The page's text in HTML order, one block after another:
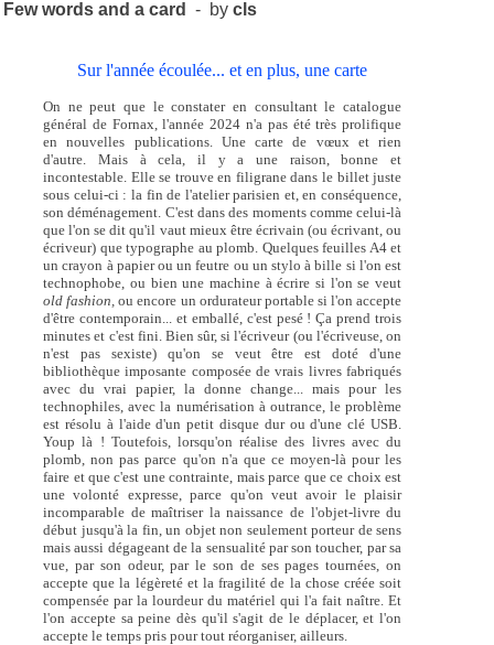
Few words and a card - bycls
Sur l'année écoulée... et en plus, une carte
On ne peut que le constater en consultant le catalogue
général de Fornax, l'année 2024 n'a pas été très prolifique
en nouvelles publications. Une carte de vœux et rien
d'autre. Mais à cela, il y a une raison, bonne et
incontestable. Elle se trouve en filigrane dans le billet juste
sous celui-ci : la fin de l'atelier parisien et, en conséquence,
son déménagement. C'est dans des moments comme celui-là
que l'on se dit qu'il vaut mieux être écrivain (ou écrivant, ou
écriveur) que typographe au plomb. Quelques feuilles A4 et
un crayon à papier ou un feutre ou un stylo à bille si l'on est
technophobe, ou bien une machine à écrire si l'on se veut
old fashion, ou encore un ordurateur portable si l'on accepte
d'être contemporain... et emballé, c'est pesé ! Ça prend trois
minutes et c'est fini. Bien sûr, si l'écriveur (ou l'écriveuse, on
n'est pas sexiste) qu'on se veut être est doté d'une
bibliothèque imposante composée de vrais livres fabriqués
avec du vrai papier, la donne change... mais pour les
technophiles, avec la numérisation à outrance, le problème
est résolu à l'aide d'un petit disque dur ou d'une clé USB.
Youp là ! Toutefois, lorsqu'on réalise des livres avec du
plomb, non pas parce qu'on n'a que ce moyen-là pour les
faire et que c'est une contrainte, mais parce que ce choix est
une volonté expresse, parce qu'on veut avoir le plaisir
incomparable de maîtriser la naissance de l'objet-livre du
début jusqu'à la fin, un objet non seulement porteur de sens
mais aussi dégageant de la sensualité par son toucher, par sa
vue, par son odeur, par le son de ses pages tournées, on
accepte que la légèreté et la fragilité de la chose créée soit
compensée par la lourdeur du matériel qui l'a fait naître. Et
l'on accepte sa peine dès qu'il s'agit de le déplacer, et l'on
accepte le temps pris pour tout réorganiser, ailleurs.